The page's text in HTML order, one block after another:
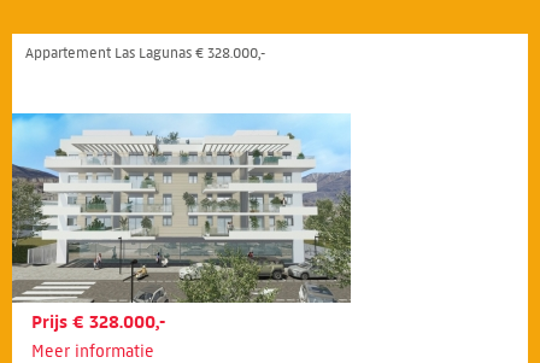
Appartement Las Lagunas € 328.000,-
Prijs € 328.000,-
Meer informatie